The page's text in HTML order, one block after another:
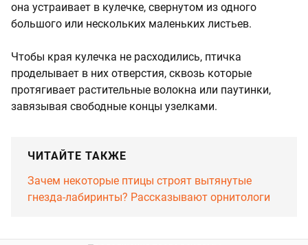
она устраивает в кулечке, свернутом из одного
большого или нескольких маленьких листьев.
Чтобы края кулечка не расходились, птичка
проделывает в них отверстия, сквозь которые
протягивает растительные волокна или паутинки,
завязывая свободные концы узелками.
ЧИТАЙТЕ ТАКЖЕ
Зачем некоторые птицы строят вытянутые
гнезда-лабиринты? Рассказывают орнитологи